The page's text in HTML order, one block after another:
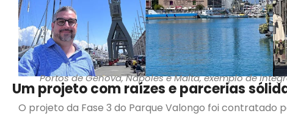
Portos de Genova, Nápoles e Malta, exemplo de
Um projeto com raízes e parcerias
O projeto da Fase 3 do Parque Valongo foi contratado